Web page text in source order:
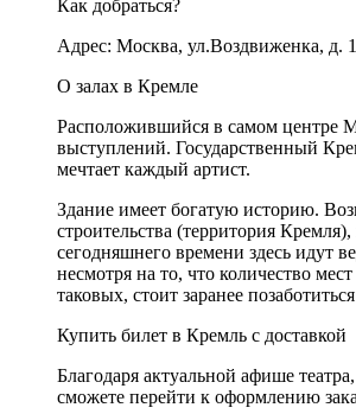
Как добраться?
Адрес: Москва, ул.Воздвиженка, д. 1
О залах в Кремле
Расположившийся в самом центре
выступлений. Государственный
мечтает каждый артист.
Здание имеет богатую историю.
строительства (территория
сегодняшнего времени здесь идут
несмотря на то, что количество
таковых, стоит заранее
Купить билет в Кремль с доставкой
Благодаря актуальной афише
сможете перейти к оформлению